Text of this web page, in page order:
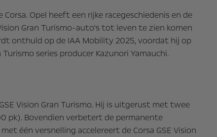
Opel heeft een rijke racegeschiedenis en de
Gran Turismo-auto's tot leven te zien komen
onthuld op de IAA Mobility 2025, voordat hij op
series producer Kazunori Yamauchi.
Vision Gran Turismo. Hij is uitgerust met twee
pk). Bovendien verbetert de permanente
één versnelling accelereert de Corsa GSE Vision